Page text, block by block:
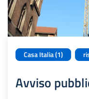
Casa Italia (1)
Avviso